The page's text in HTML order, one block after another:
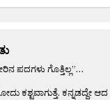
ಪದಗಳು ಗೊತ್ತಿಲ್ಲ”…
ಕಶ್ಟವಾಗುತ್ತೆ. ಕನ್ನಡದ್ದೇ